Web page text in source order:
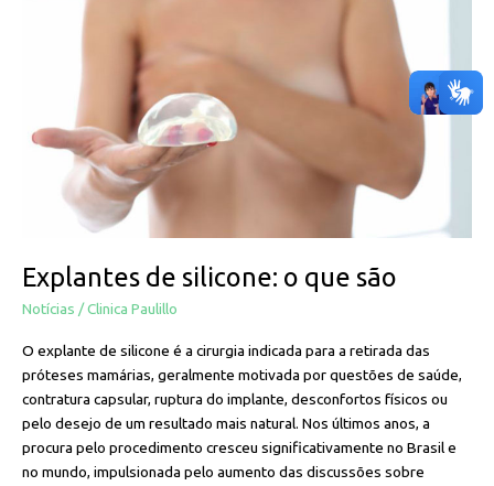
Explantes de silicone: o que são
Notícias /Clinica Paulillo
O explante de silicone é a cirurgia indicada para a retirada das
próteses mamárias, geralmente motivada por questões de saúde,
contratura capsular, ruptura do implante, desconfortos físicos ou
pelo desejo de um resultado mais natural. Nos últimos anos, a
procura pelo procedimento cresceu significativamente no Brasil e
no mundo, impulsionada pelo aumento das discussões sobre